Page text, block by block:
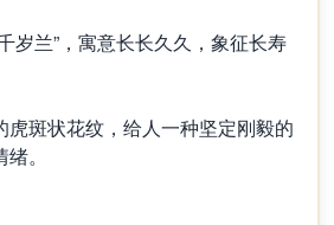
兰”，寓意长长久久，象征长寿
斑状花纹，给人一种坚定刚毅的
。